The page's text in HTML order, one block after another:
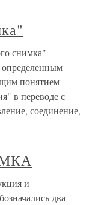
снимка"
понятием
в переводе с
соединение,
и
два